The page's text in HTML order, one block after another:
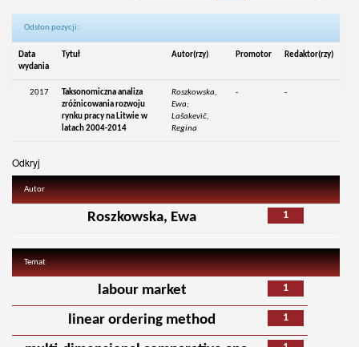
Odsłon pozycji:
Data
wydania
Tytuł Autor(rzy) Promotor Redaktor(rzy)
2017
Taksonomiczna analiza
zróżnicowania rozwoju
rynku pracy na Litwie w
latach 2004-2014
Roszkowska,
Ewa;
Lašakevič,
Regina
- -
Odkryj
Autor
1
Roszkowska, Ewa
Temat
1
labour market
1
linear ordering method